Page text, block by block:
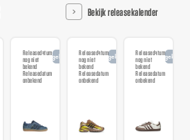
Bekijk releasekalender
Releasedatum
nog niet
bekend
Releasedatum
onbekend
AangekondigdReleasedatum
nog niet
bekend
Releasedatum
onbekend
AangekondigdReleasedatum
nog niet
bekend
Releasedatum
onbekend